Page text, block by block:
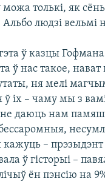
толькі, як
людзі
ў казцы Гофмана
нас такое, нават
ня мелі
– чаму мы з вамі
даюць нам
– прэзыдэнт
ў гісторыі –
ён пэнсію на